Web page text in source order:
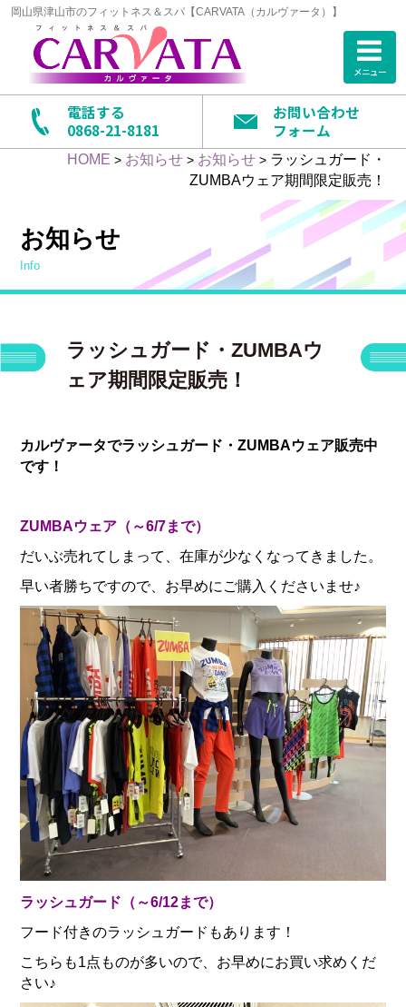
岡山県津山市のフィットネス＆スパ【CARVATA（カルヴァータ）】
メニュー
電話する
0868-21-8181
お問い合わせ
フォーム
HOME > お知らせ> お知らせ> ラッシュガード・
ZUMBAウェア期間限定販売！
お知らせ
info
ラッシュガード・ZUMBAウ
ェア期間限定販売！
カルヴァータでラッシュガード・ZUMBAウェア販売中
です！
ZUMBAウェア（～6/7まで）
だいぶ売れてしまって、在庫が少なくなってきました。
早い者勝ちですので、お早めにご購入くださいませ♪
ラッシュガード（～6/12まで）
フード付きのラッシュガードもあります！
こちらも1点ものが多いので、お早めにお買い求めくだ
さい♪